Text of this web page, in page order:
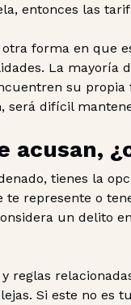
entonces las
forma en que
La mayoría
su
será difícil
acusan,
tienes la
te represente o
un delito
reglas
Si este no es